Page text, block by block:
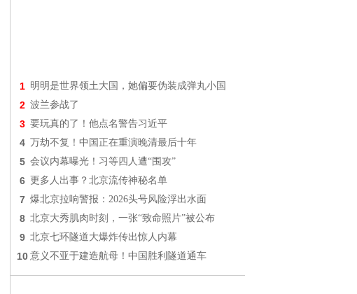
1 明明是世界领土大国，她偏要伪装成弹丸小国
2 波兰参战了
3 要玩真的了！他点名警告习近平
4 万劫不复！中国正在重演晚清最后十年
5 会议内幕曝光！习等四人遭“围攻”
6 更多人出事？北京流传神秘名单
7 爆北京拉响警报：2026头号风险浮出水面
8 北京大秀肌肉时刻，一张“致命照片”被公布
9 北京七环隧道大爆炸传出惊人内幕
10 意义不亚于建造航母！中国胜利隧道通车